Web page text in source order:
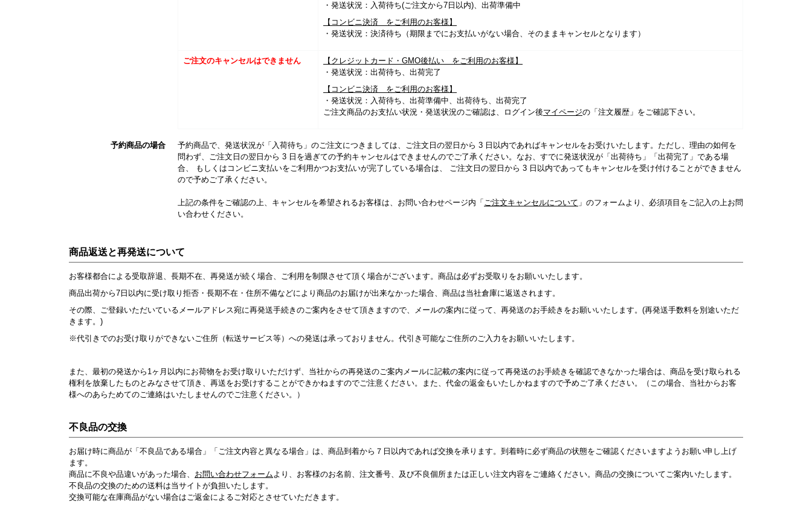
・発送状況：入荷待ち(ご注文から7日以内)、出荷準備中
【コンビニ決済 をご利用のお客様】
・発送状況：決済待ち（期限までにお支払いがない場合、そのままキャンセルとなります）
ご注文のキャンセルはできません
【クレジットカード・GMO後払い をご利用のお客様】
・発送状況：出荷待ち、出荷完了
【コンビニ決済 をご利用のお客様】
・発送状況：入荷待ち、出荷準備中、出荷待ち、出荷完了
ご注文商品のお支払い状況・発送状況のご確認は、ログイン後マイページの「注文履歴」をご確認下さい。
予約商品の場合
予約商品で、発送状況が「入荷待ち」のご注文につきましては、ご注文日の翌日から 3 日以内であればキャンセルをお受けいたします。ただし、理由の如何を
問わず、ご注文日の翌日から 3 日を過ぎての予約キャンセルはできませんのでご了承ください。なお、すでに発送状況が「出荷待ち」「出荷完了」である場
合、 もしくはコンビニ支払いをご利用かつお支払いが完了している場合は、 ご注文日の翌日から 3 日以内であってもキャンセルを受け付けることができません
ので予めご了承ください。
上記の条件をご確認の上、キャンセルを希望されるお客様は、お問い合わせページ内「 ご注文キャンセルについて 」のフォームより、必須項目をご記入の上お問
い合わせください。
商品返送と再発送について
お客様都合による受取辞退、長期不在、再発送が続く場合、ご利用を制限させて頂く場合がございます。商品は必ずお受取りをお願いいたします。
商品出荷から7日以内に受け取り拒否・長期不在・住所不備などにより商品のお届けが出来なかった場合、商品は当社倉庫に返送されます。
その際、ご登録いただいているメールアドレス宛に再発送手続きのご案内をさせて頂きますので、メールの案内に従って、再発送のお手続きをお願いいたします。(再発送手数料を別途いただ
きます。)
※代引きでのお受け取りができないご住所（転送サービス等）への発送は承っておりません。代引き可能なご住所のご入力をお願いいたします。
また、最初の発送から1ヶ月以内にお荷物をお受け取りいただけず、当社からの再発送のご案内メールに記載の案内に従って再発送のお手続きを確認できなかった場合は、商品を受け取られる
権利を放棄したものとみなさせて頂き、再送をお受けすることができかねますのでご注意ください。また、代金の返金もいたしかねますので予めご了承ください。（この場合、当社からお客
様へのあらためてのご連絡はいたしませんのでご注意ください。）
不良品の交換
お届け時に商品が「不良品である場合」「ご注文内容と異なる場合」は、商品到着から７日以内であれば交換を承ります。到着時に必ず商品の状態をご確認くださいますようお願い申し上げ
ます。
商品に不良や品違いがあった場合、 お問い合わせフォームより、お客様のお名前、注文番号、及び不良個所または正しい注文内容をご連絡ください。商品の交換についてご案内いたします。
不良品の交換のための送料は当サイトが負担いたします。
交換可能な在庫商品がない場合はご返金によるご対応とさせていただきます。